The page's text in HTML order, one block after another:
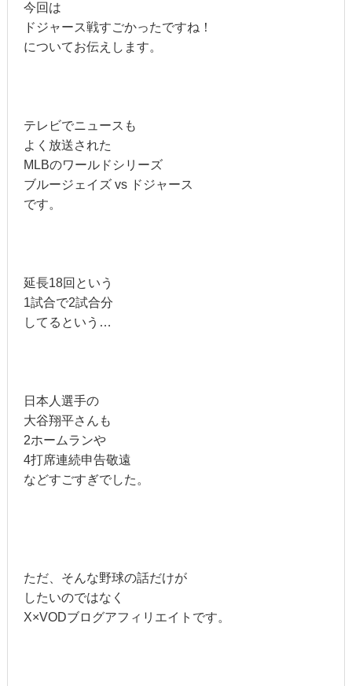
今回は
ドジャース戦すごかったですね！
についてお伝えします。
テレビでニュースも
よく放送された
MLBのワールドシリーズ
ブルージェイズ vs ドジャース
です。
延長18回という
1試合で2試合分
してるという…
日本人選手の
大谷翔平さんも
2ホームランや
4打席連続申告敬遠
などすごすぎでした。
ただ、そんな野球の話だけが
したいのではなく
X×VODブログアフィリエイトです。